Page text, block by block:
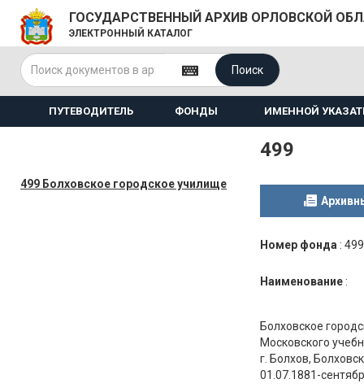
ГОСУДАРСТВЕННЫЙ АРХИВ ОРЛОВСКОЙ
ЭЛЕКТРОННЫЙ КАТАЛОГ
Поиск
ПУТЕВОДИТЕЛЬ ФОНДЫ ИМЕННОЙ
499 Болховское городское училище
499
Номер фонда : 499
Наименование :
Болховское
Московского
г. Болхов,
01.07.1881-